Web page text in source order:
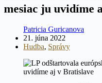
mesiac ju uvidíme
Patricia Guricanova
21. júna 2022
Hudba, Správy